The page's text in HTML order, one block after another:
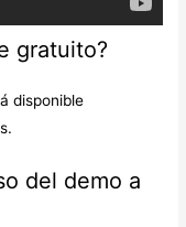
gratuito?
disponible
del demo a